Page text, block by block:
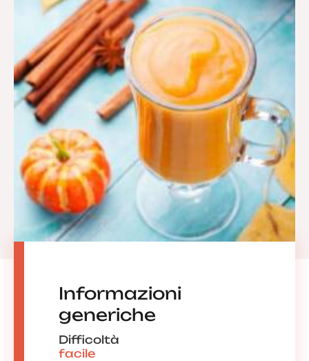
Informazioni
generiche
Difficoltà
facile